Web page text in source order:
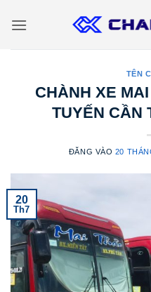
qua
TÊN
CHÀNH XE
TUYẾN CẦN
ĐĂNG VÀO 20
20
Th7